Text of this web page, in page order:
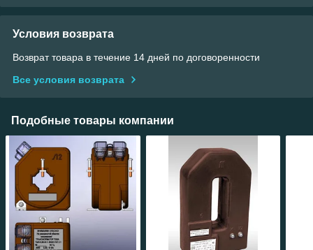
Условия возврата
Возврат товара в течение 14 дней по договоренности
Все условия возврата
Подобные товары компании